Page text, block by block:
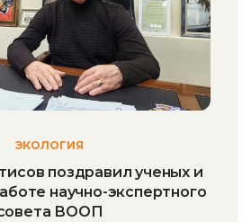
ЭКОЛОГИЯ
поздравил ученых и
научно-экспертного
ВООП